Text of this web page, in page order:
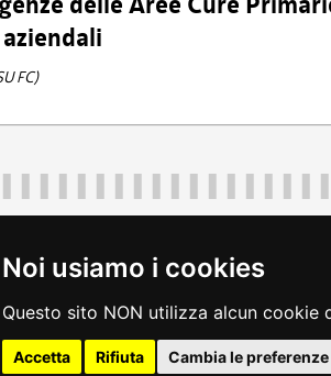
Noi usiamo i cookies
Questo sito NON utilizza alcun
Accetta Rifiuta Cambia le preferenze
FC)
piazza Unità d'Italia 1 Trieste
note legali | accessibilità rss